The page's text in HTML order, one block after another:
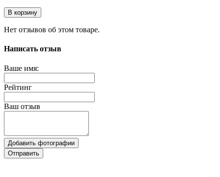
В корзину
Нет отзывов об этом товаре.
Написать отзыв
Ваше имя:
Рейтинг
Ваш отзыв
Добавить фотографии
Отправить